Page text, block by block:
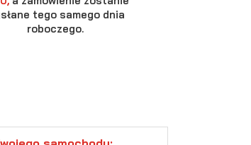
tego samego dnia
roboczego.